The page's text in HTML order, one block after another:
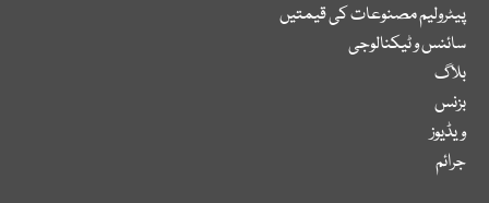
پیٹرولیم مصنوعات کی قیمتیں
سائنس و ٹیکنالوجی
بلاگ
بزنس
ویڈیوز
جرائم